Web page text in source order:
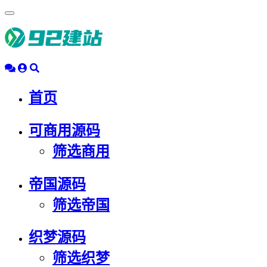
动
导
首页
可商用源码
筛选商用
帝国源码
筛选帝国
织梦源码
筛选织梦